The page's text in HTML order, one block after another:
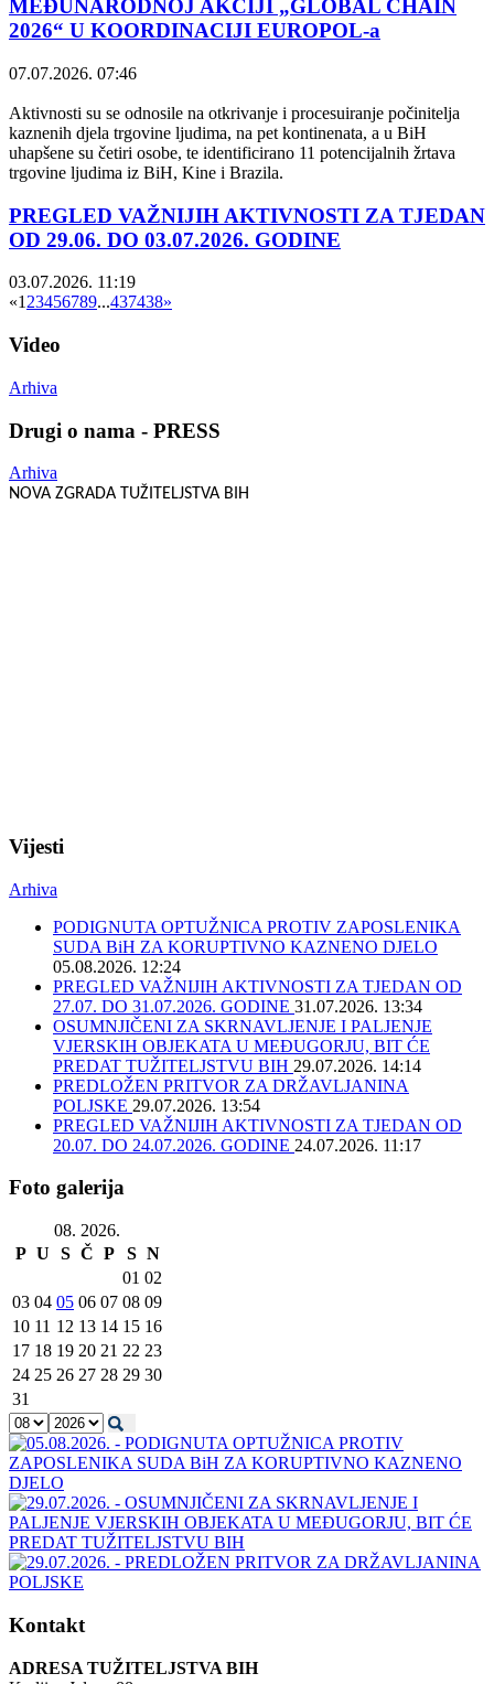
MEĐUNARODNOJ AKCIJI „GLOBAL CHAIN
2026“ U KOORDINACIJI EUROPOL-a
07.07.2026. 07:46
Aktivnosti su se odnosile na otkrivanje i procesuiranje počinitelja
kaznenih djela trgovine ljudima, na pet kontinenata, a u BiH
uhapšene su četiri osobe, te identificirano 11 potencijalnih žrtava
trgovine ljudima iz BiH, Kine i Brazila.
PREGLED VAŽNIJIH AKTIVNOSTI ZA TJEDAN
OD 29.06. DO 03.07.2026. GODINE
03.07.2026. 11:19
«123456789...437438»
Video
Arhiva
Drugi o nama - PRESS
Arhiva
NOVA ZGRADA TUŽITELJSTVA BIH
Vijesti
Arhiva
PODIGNUTA OPTUŽNICA PROTIV ZAPOSLENIKA
SUDA BiH ZA KORUPTIVNO KAZNENO DJELO
05.08.2026. 12:24
PREGLED VAŽNIJIH AKTIVNOSTI ZA TJEDAN OD
27.07. DO 31.07.2026. GODINE 31.07.2026. 13:34
OSUMNJIČENI ZA SKRNAVLJENJE I PALJENJE
VJERSKIH OBJEKATA U MEĐUGORJU, BIT ĆE
PREDAT TUŽITELJSTVU BIH 29.07.2026. 14:14
PREDLOŽEN PRITVOR ZA DRŽAVLJANINA
POLJSKE 29.07.2026. 13:54
PREGLED VAŽNIJIH AKTIVNOSTI ZA TJEDAN OD
20.07. DO 24.07.2026. GODINE 24.07.2026. 11:17
Foto galerija
08. 2026.
P U S Č P S N
01 02
03 04 05 06 07 08 09
10 11 12 13 14 15 16
17 18 19 20 21 22 23
24 25 26 27 28 29 30
31
Kontakt
ADRESA TUŽITELJSTVA BIH